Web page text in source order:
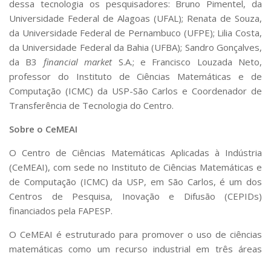
dessa tecnologia os pesquisadores: Bruno Pimentel, da
Universidade Federal de Alagoas (UFAL); Renata de Souza,
da Universidade Federal de Pernambuco (UFPE); Lilia Costa,
da Universidade Federal da Bahia (UFBA); Sandro Gonçalves,
da B3 financial marketS.A.; e Francisco Louzada Neto,
professor do Instituto de Ciências Matemáticas e de
Computação (ICMC) da USP-São Carlos e Coordenador de
Transferência de Tecnologia do Centro.
Sobre o CeMEAI
O Centro de Ciências Matemáticas Aplicadas à Indústria
(CeMEAI), com sede no Instituto de Ciências Matemáticas e
de Computação (ICMC) da USP, em São Carlos, é um dos
Centros de Pesquisa, Inovação e Difusão (CEPIDs)
financiados pela FAPESP.
O CeMEAI é estruturado para promover o uso de ciências
matemáticas como um recurso industrial em três áreas